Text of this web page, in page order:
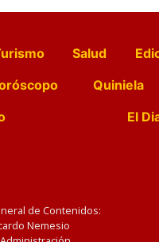
Salud
Quiniela
El
de Contenidos:
Nemesio